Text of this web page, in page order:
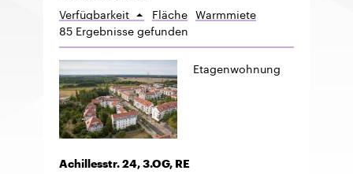
Verfügbarkeit Aufsteigend
sortieren
Fläche Warmmiete
85 Ergebnisse gefunden
Etagenwohnung
Achillesstr. 24, 3.OG, RE